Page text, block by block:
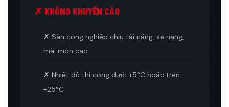
✗ KHÔNG KHUYẾN CÁO
✗ Sàn công nghiệp chịu tải nặng, xe nâng,
mài mòn cao
✗ Nhiệt độ thi công dưới +5°C hoặc trên
+25°C